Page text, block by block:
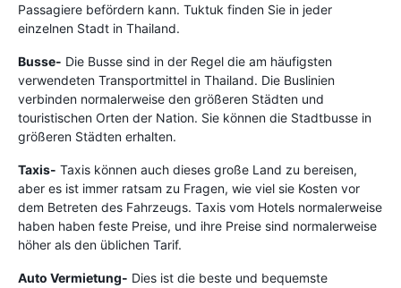
Passagiere befördern kann. Tuktuk finden Sie in jeder
einzelnen Stadt in Thailand.
Busse- Die Busse sind in der Regel die am häufigsten
verwendeten Transportmittel in Thailand. Die Buslinien
verbinden normalerweise den größeren Städten und
touristischen Orten der Nation. Sie können die Stadtbusse in
größeren Städten erhalten.
Taxis- Taxis können auch dieses große Land zu bereisen,
aber es ist immer ratsam zu Fragen, wie viel sie Kosten vor
dem Betreten des Fahrzeugs. Taxis vom Hotels normalerweise
haben haben feste Preise, und ihre Preise sind normalerweise
höher als den üblichen Tarif.
Auto Vermietung- Dies ist die beste und bequemste